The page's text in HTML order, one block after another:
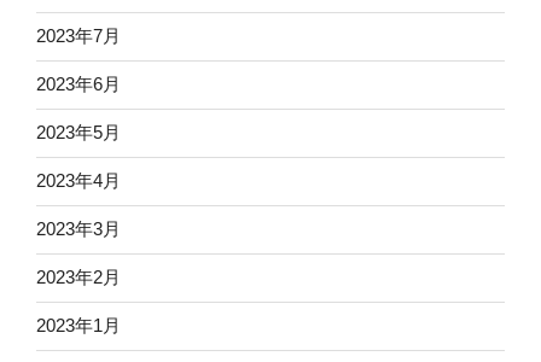
2023年7月
2023年6月
2023年5月
2023年4月
2023年3月
2023年2月
2023年1月